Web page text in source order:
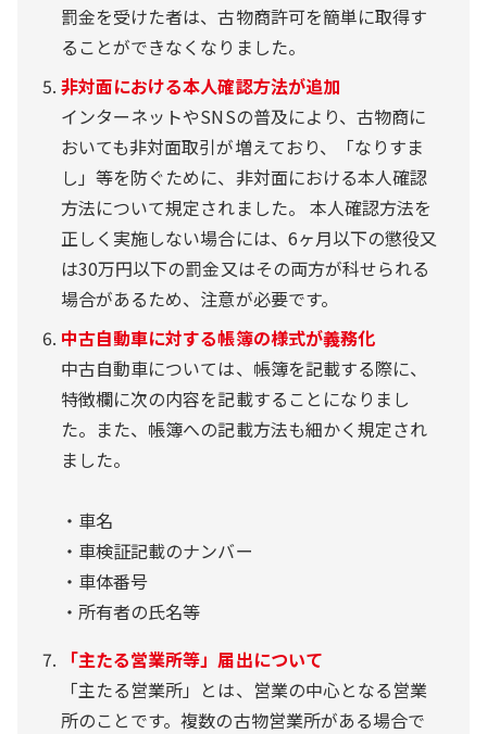
罰金を受けた者は、古物商許可を簡単に取得す
ることができなくなりました。
非対面における本人確認方法が追加
インターネットやSNSの普及により、古物商に
おいても非対面取引が増えており、「なりすま
し」等を防ぐために、非対面における本人確認
方法について規定されました。 本人確認方法を
正しく実施しない場合には、6ヶ月以下の懲役又
は30万円以下の罰金又はその両方が科せられる
場合があるため、注意が必要です。
中古自動車に対する帳簿の様式が義務化
中古自動車については、帳簿を記載する際に、
特徴欄に次の内容を記載することになりまし
た。また、帳簿への記載方法も細かく規定され
ました。
・車名
・車検証記載のナンバー
・車体番号
・所有者の氏名等
「主たる営業所等」届出について
「主たる営業所」とは、営業の中心となる営業
所のことです。複数の古物営業所がある場合で